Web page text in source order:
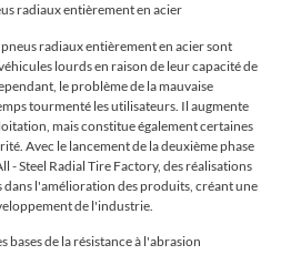
radiaux entièrement en acier
radiaux entièrement en acier sont
lourds en raison de leur capacité de
le problème de la mauvaise
tourmenté les utilisateurs. Il augmente
mais constitue également certaines
Avec le lancement de la deuxième phase
- Steel Radial Tire Factory, des réalisations
dans l'amélioration des produits, créant une
de l'industrie.
de la résistance à l'abrasion